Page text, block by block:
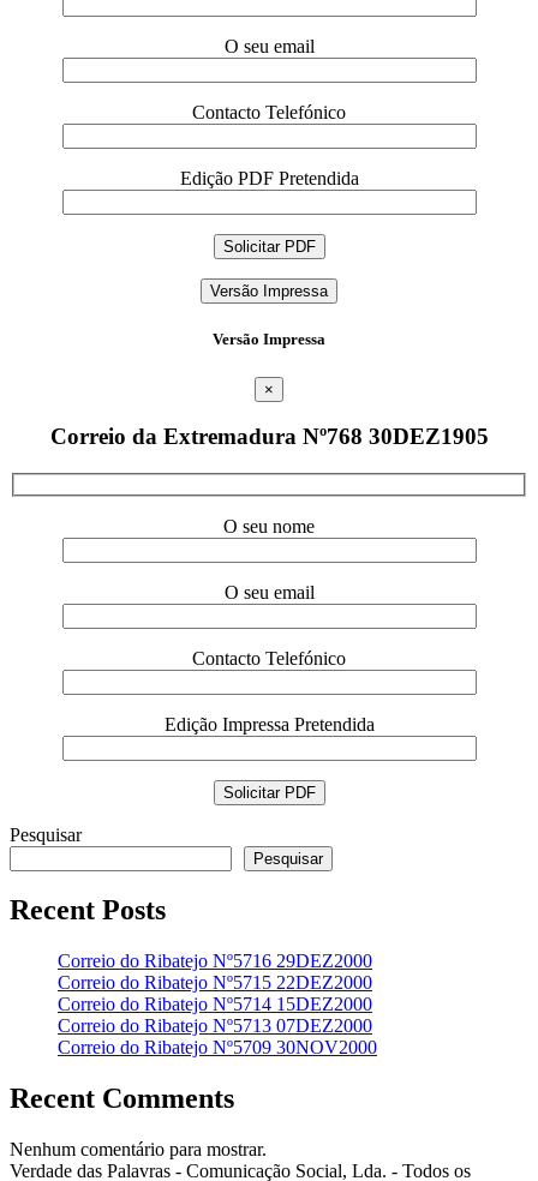
O seu email
Contacto Telefónico
Edição PDF Pretendida
Versão Impressa
Versão Impressa
×
Correio da Extremadura Nº768 30DEZ1905
O seu nome
O seu email
Contacto Telefónico
Edição Impressa Pretendida
Pesquisar
Pesquisar
Recent Posts
Correio do Ribatejo Nº5716 29DEZ2000
Correio do Ribatejo Nº5715 22DEZ2000
Correio do Ribatejo Nº5714 15DEZ2000
Correio do Ribatejo Nº5713 07DEZ2000
Correio do Ribatejo Nº5709 30NOV2000
Recent Comments
Nenhum comentário para mostrar.
Verdade das Palavras - Comunicação Social, Lda. - Todos os